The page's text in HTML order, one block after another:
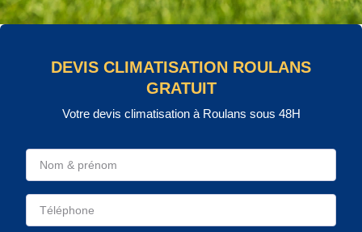
DEVIS CLIMATISATION ROULANS
GRATUIT
Votre devis climatisation à Roulans sous 48H